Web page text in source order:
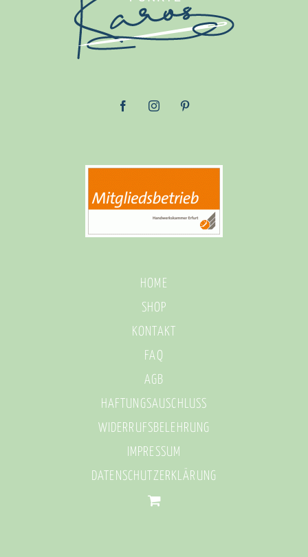
HOME
SHOP
KONTAKT
FAQ
AGB
HAFTUNGSAUSCHLUSS
WIDERRUFSBELEHRUNG
IMPRESSUM
DATENSCHUTZERKLÄRUNG